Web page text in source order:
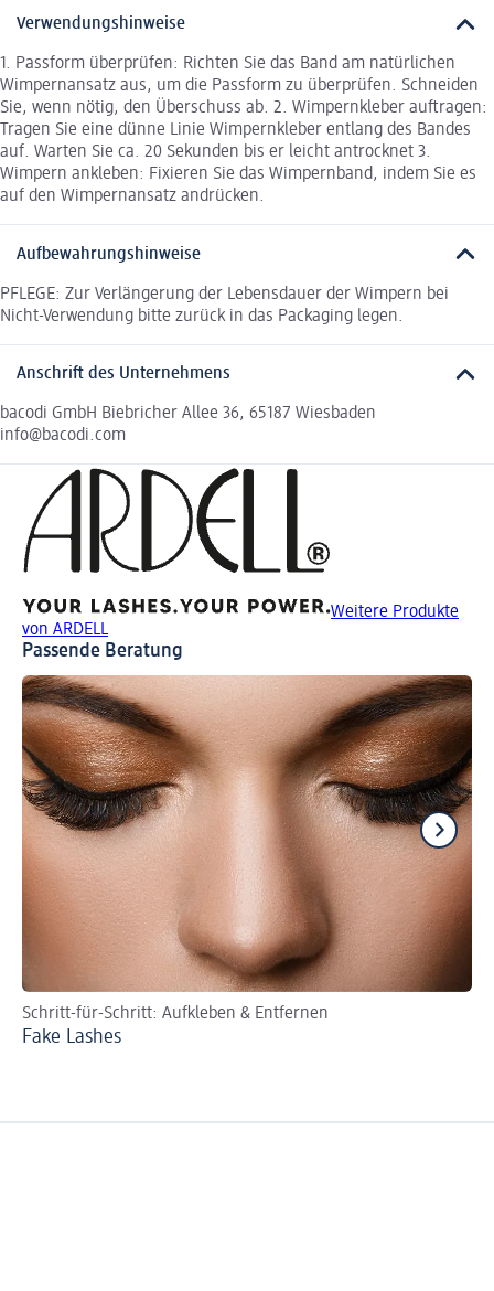
Verwendungshinweise
1. Passform überprüfen: Richten Sie das Band am natürlichen
Wimpernansatz aus, um die Passform zu überprüfen. Schneiden
Sie, wenn nötig, den Überschuss ab. 2. Wimpernkleber auftragen:
Tragen Sie eine dünne Linie Wimpernkleber entlang des Bandes
auf. Warten Sie ca. 20 Sekunden bis er leicht antrocknet 3.
Wimpern ankleben: Fixieren Sie das Wimpernband, indem Sie es
auf den Wimpernansatz andrücken.
Aufbewahrungshinweise
PFLEGE: Zur Verlängerung der Lebensdauer der Wimpern bei
Nicht-Verwendung bitte zurück in das Packaging legen.
Anschrift des Unternehmens
bacodi GmbH Biebricher Allee 36, 65187 Wiesbaden
info@bacodi.com
Weitere Produkte
von ARDELL
Passende Beratung
Schritt-für-Schritt: Aufkleben & Entfernen
Fake Lashes